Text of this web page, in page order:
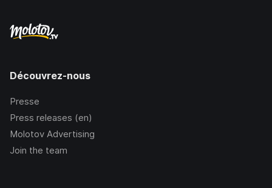
Découvrez-nous
Presse
Press releases (en)
Molotov Advertising
Join the team